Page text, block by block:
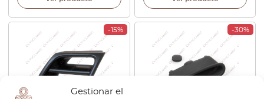
Gestionar el
-15% -30%